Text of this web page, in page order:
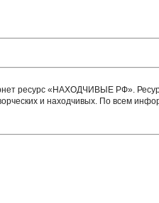
ресурс «НАХОДЧИВЫЕ РФ».
и находчивых. По всем